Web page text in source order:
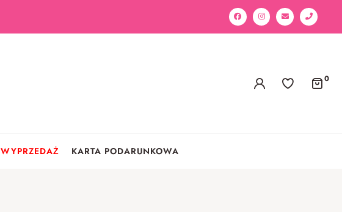
0
WYPRZEDAŻ KARTA PODARUNKOWA